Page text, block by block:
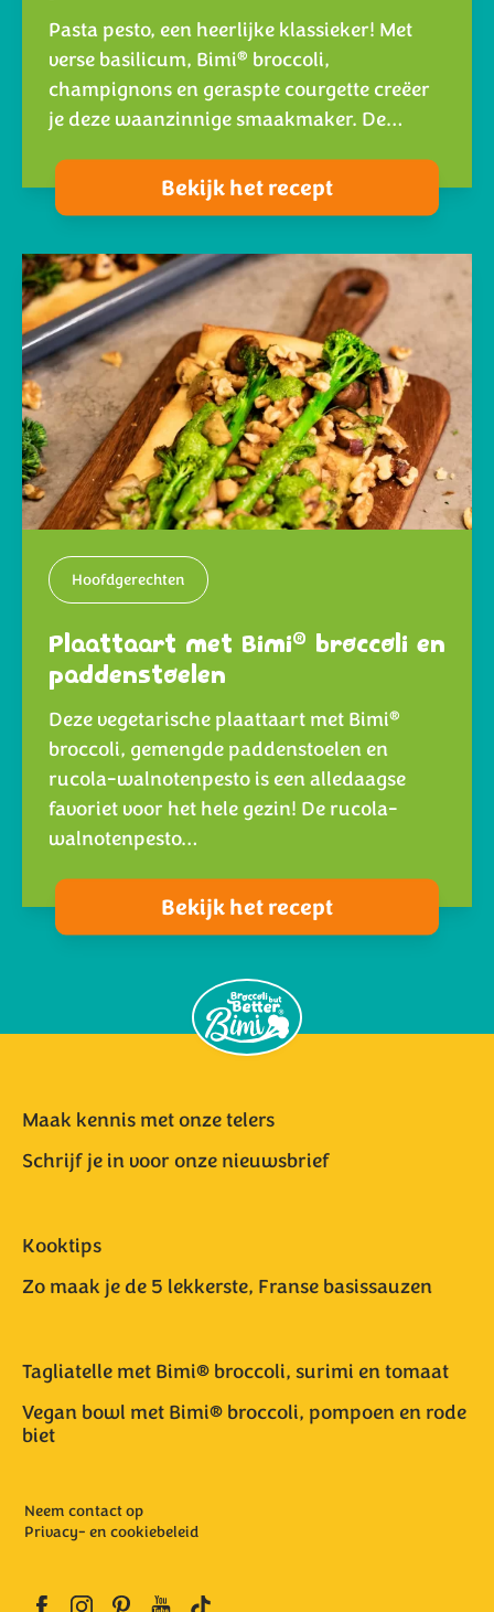
Pasta pesto, een heerlijke klassieker! Met
verse basilicum, Bimi® broccoli,
champignons en geraspte courgette creëer
je deze waanzinnige smaakmaker. De…
Bekijk het recept
Hoofdgerechten
Plaattaart met Bimi® broccoli en
paddenstoelen
Deze vegetarische plaattaart met Bimi®
broccoli, gemengde paddenstoelen en
rucola-walnotenpesto is een alledaagse
favoriet voor het hele gezin! De rucola-
walnotenpesto…
Bekijk het recept
Maak kennis met onze telers
Schrijf je in voor onze nieuwsbrief
Kooktips
Zo maak je de 5 lekkerste, Franse basissauzen
Tagliatelle met Bimi® broccoli, surimi en tomaat
Vegan bowl met Bimi® broccoli, pompoen en rode
biet
Neem contact op
Privacy- en cookiebeleid